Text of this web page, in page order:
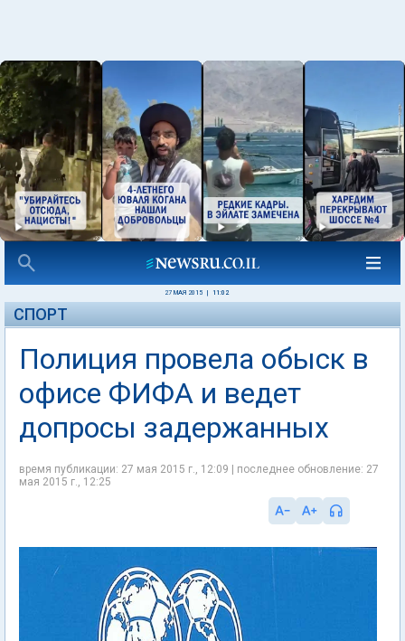
27 МАЯ 2015 11:02
СПОРТ
Полиция провела обыск в
офисе ФИФА и ведет
допросы задержанных
время публикации: 27 мая 2015 г., 12:09 | последнее обновление: 27
мая 2015 г., 12:25